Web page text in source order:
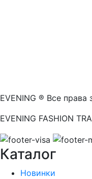
EVENING ® Все
EVENING FASHION
Каталог
Новинки